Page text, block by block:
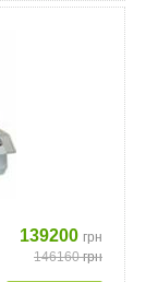
139200 грн
146160грн